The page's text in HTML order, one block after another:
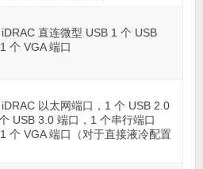
直连微型 USB 1 个 USB
个 VGA 端口
以太网端口，1 个 USB 2.0
USB 3.0 端口，1 个串行端口
1 个 VGA 端口（对于直接液冷配置